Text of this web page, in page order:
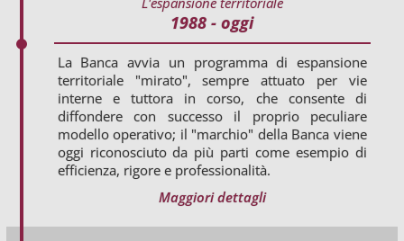
1988 - oggi
La Banca avvia un programma di espansione
territoriale "mirato", sempre attuato per vie
interne e tuttora in corso, che consente di
diffondere con successo il proprio peculiare
modello operativo; il "marchio" della Banca viene
oggi riconosciuto da più parti come esempio di
efficienza, rigore e professionalità.
Maggiori dettagli